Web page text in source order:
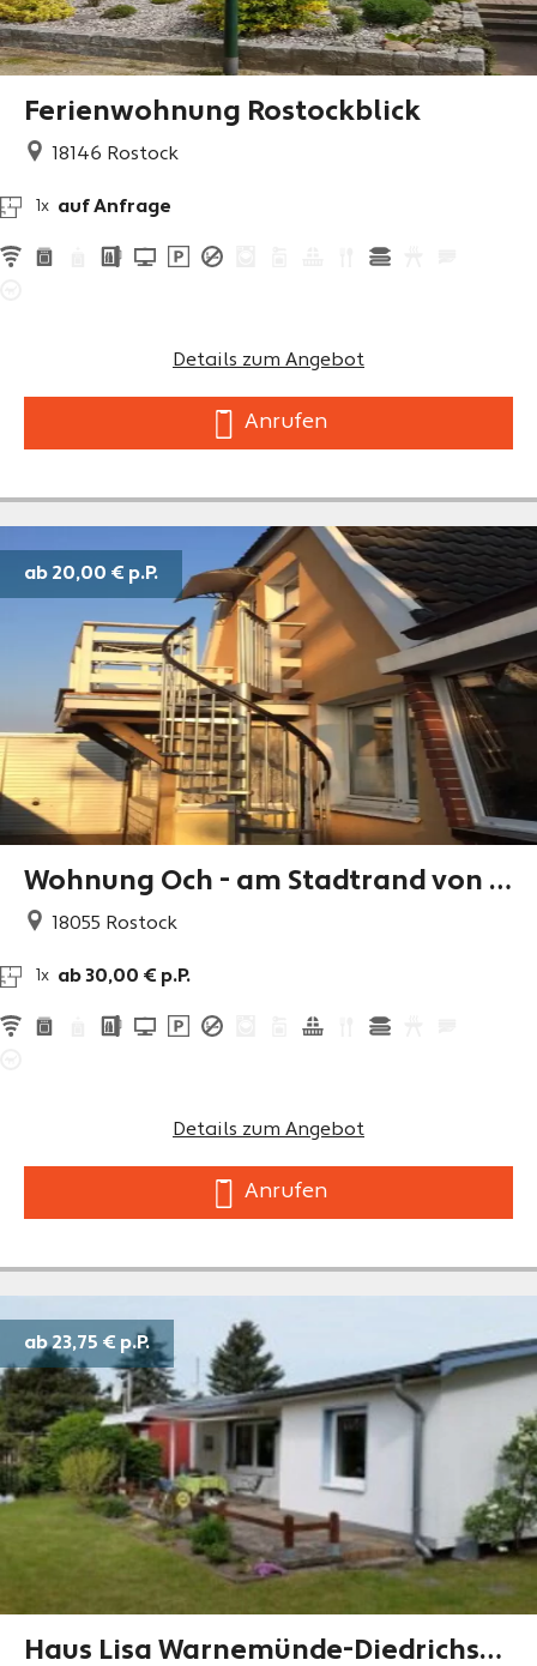
Ferienwohnung Rostockblick
18146 Rostock
1x auf Anfrage
Details zum Angebot
Anrufen
Wohnung Och - am Stadtrand von R
ostock
18055 Rostock
1x ab 30,00 € p.P.
Details zum Angebot
Anrufen
ab 20,00 € p.P.
Haus Lisa Warnemünde-Diedrichsh
ab 23,75 € p.P.